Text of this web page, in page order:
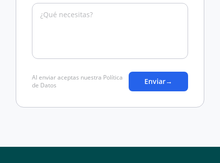
Al enviar aceptas nuestra Política
de Datos
Enviar→